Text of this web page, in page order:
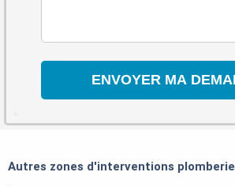
Autres zones d'interventions plomberie